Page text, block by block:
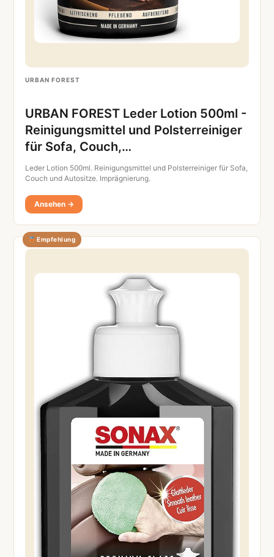
URBAN FOREST
URBAN FOREST Leder Lotion 500ml -
Reinigungsmittel und Polsterreiniger
für Sofa, Couch,…
Leder Lotion 500ml. Reinigungsmittel und Polsterreiniger für Sofa,
Couch und Autositze. Imprägnierung.
Ansehen →
Empfehlung